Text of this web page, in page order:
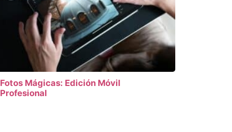
Fotos Mágicas: Edición Móvil
Profesional